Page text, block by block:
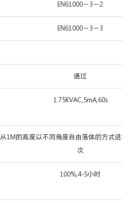
EN61000－3－2
EN61000－3－3
通过
1.75KVAC,5mA,60s
从1M的高度以不同角度自由落体的方式进行
次
100%,4-5小时